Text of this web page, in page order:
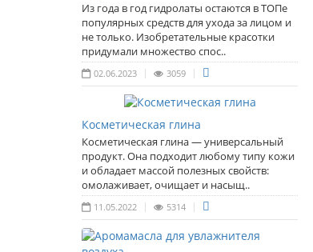
Из года в год гидролаты остаются в ТОПе
популярных средств для ухода за лицом и
не только. Изобретательные красотки
придумали множество спос..
02.06.2023 3059
Косметическая глина
Косметическая глина — универсальный
продукт. Она подходит любому типу кожи
и обладает массой полезных свойств:
омолаживает, очищает и насыщ..
11.05.2022 5314